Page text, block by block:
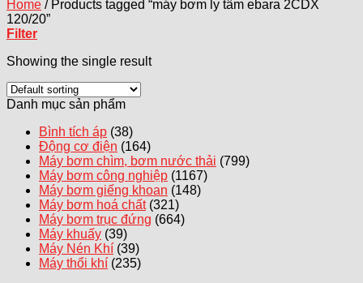
Home /Products tagged “máy bơm ly tâm ebara 2CDX
120/20”
Filter
Showing the single result
Danh mục sản phẩm
Bình tích áp (38)
Động cơ điện (164)
Máy bơm chìm, bơm nước thải (799)
Máy bơm công nghiệp (1167)
Máy bơm giếng khoan (148)
Máy bơm hoá chất (321)
Máy bơm trục đứng (664)
Máy khuấy (39)
Máy Nén Khí (39)
Máy thổi khí (235)